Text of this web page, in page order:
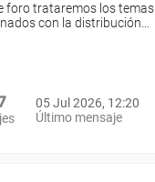
foro trataremos los temas
con la distribución…
05 Jul 2026, 12:20
Último mensaje